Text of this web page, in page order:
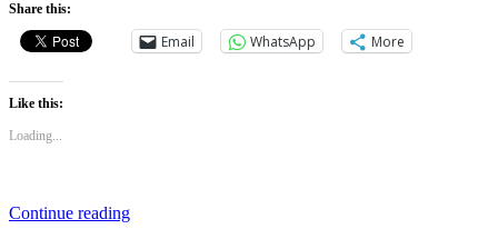
Share this:
Email WhatsApp More
Like this:
Loading...
Continue reading